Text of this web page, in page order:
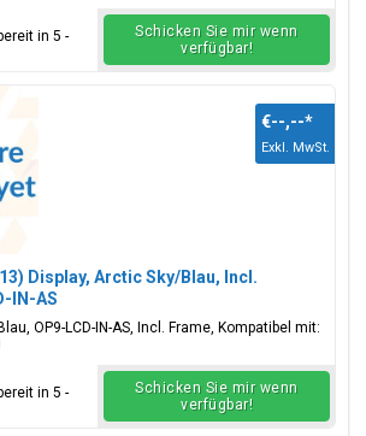
in 5 -
Schicken Sie mir wenn
verfügbar!
Display, Arctic Sky/Blau, Incl.
IN-AS
OP9-LCD-IN-AS, Incl. Frame, Kompatibel mit:
€--,--*
Exkl. MwSt.
in 5 -
Schicken Sie mir wenn
verfügbar!